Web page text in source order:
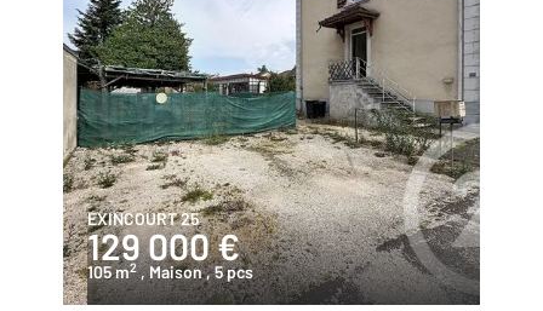
EXINCOURT 25
129 000 €
105 m2 , Maison, 5 pcs